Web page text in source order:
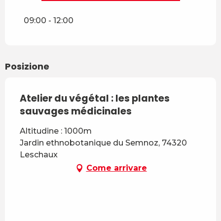
Mercoledì 26 agosto 2026
09:00 - 12:00
Posizione
Atelier du végétal : les plantes
sauvages médicinales
Altitudine : 1000m
Jardin ethnobotanique du Semnoz, 74320
Leschaux
Come arrivare